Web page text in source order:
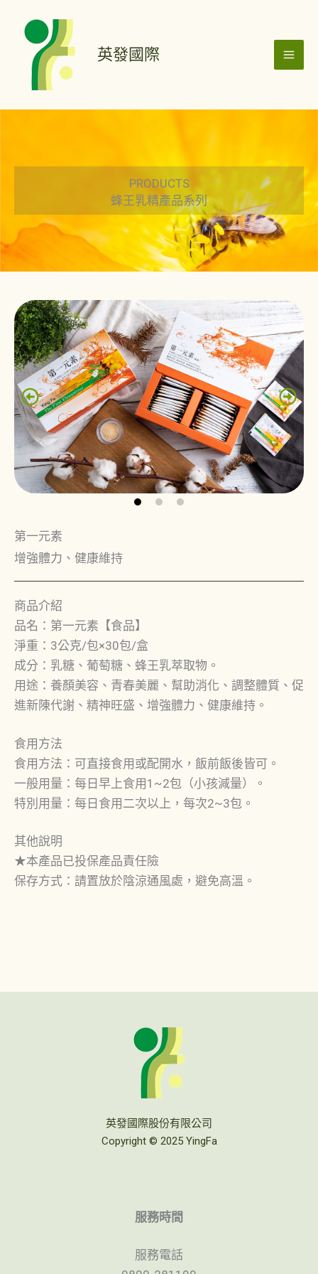
容
英發國際
PRODUCTS
蜂王乳精產品系列
第一元素
增強體力、健康維持
商品介紹
品名：第一元素【食品】
淨重：3公克/包×30包/盒
成分：乳糖、葡萄糖、蜂王乳萃取物。
用途：養顏美容、青春美麗、幫助消化、調整體質、促
進新陳代謝、精神旺盛、增強體力、健康維持。
食用方法
食用方法：可直接食用或配開水，飯前飯後皆可。
一般用量：每日早上食用1~2包（小孩減量）。
特別用量：每日食用二次以上，每次2~3包。
其他說明
★本產品已投保產品責任險
保存方式：請置放於陰涼通風處，避免高溫。
英發國際股份有限公司
Copyright © 2025 YingFa
服務時間
服務電話